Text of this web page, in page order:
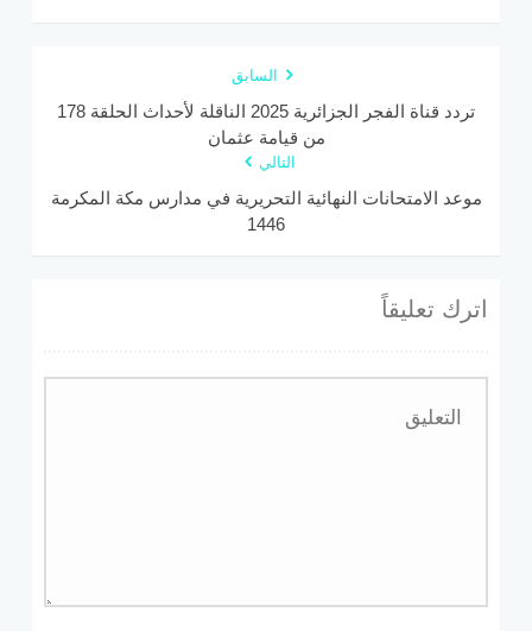
السابق
تردد قناة الفجر الجزائرية 2025 الناقلة لأحداث الحلقة 178
من قيامة عثمان
التالي
موعد الامتحانات النهائية التحريرية في مدارس مكة المكرمة
1446
اترك تعليقاً